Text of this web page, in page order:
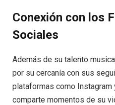
Conexión con los
Sociales
Además de su talento
por su cercanía con sus
plataformas como Instagram
comparte momentos de su